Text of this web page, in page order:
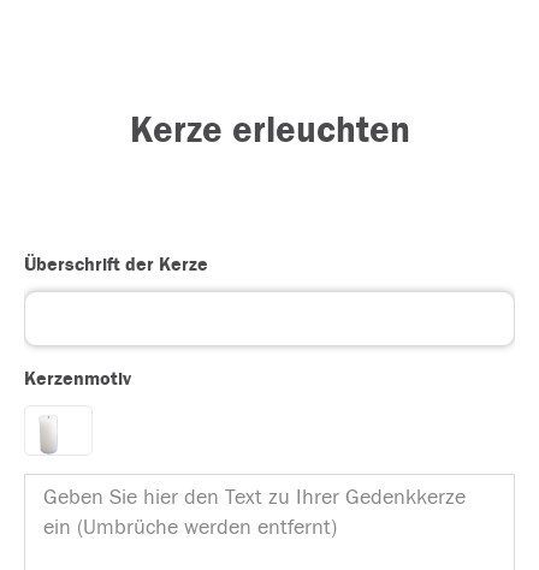
Kerze erleuchten
Überschrift der Kerze
Kerzenmotiv